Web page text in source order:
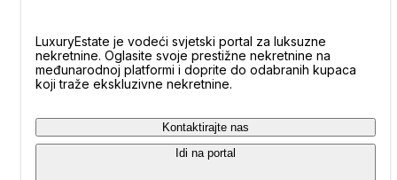
LuxuryEstate je vodeći svjetski portal za luksuzne
nekretnine. Oglasite svoje prestižne nekretnine na
međunarodnoj platformi i doprite do odabranih kupaca
koji traže ekskluzivne nekretnine.
Kontaktirajte nas
Idi na portal